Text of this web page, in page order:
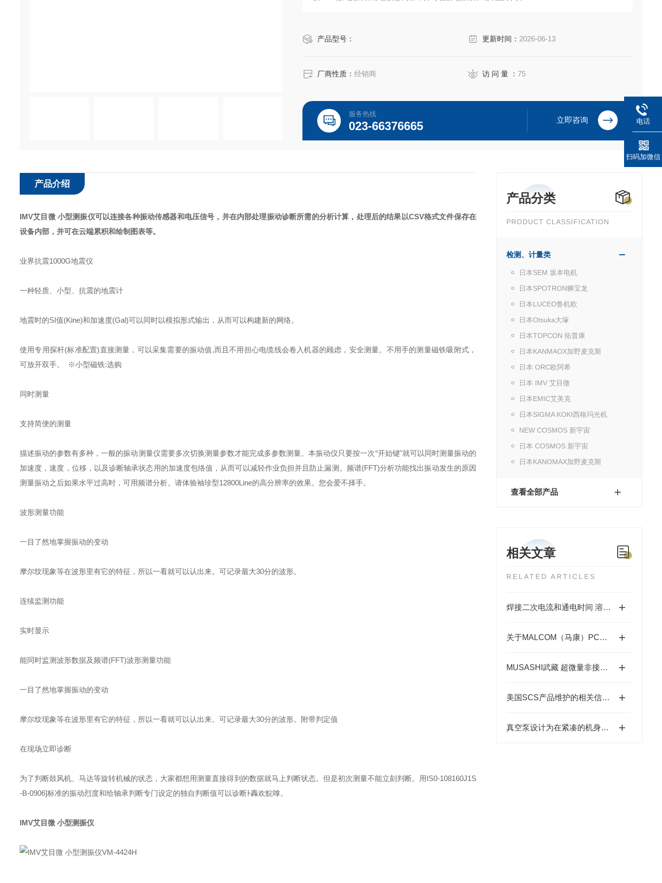
产品型号： 更新时间： 2026-06-13
厂商性质：经销商 访 问 量 ： 75
服务热线
023-66376665 立即咨询
产品分类
PRODUCT CLASSIFICATION
检测、计量类
日本SEM 坂本电机
日本SPOTRON狮宝龙
日本LUCEO鲁机欧
日本Otsuka大塚
日本TOPCON 拓普康
日本KANMAOX加野麦克斯
日本 ORC欧阿希
日本 IMV 艾目微
日本EMIC艾美克
日本SIGMA KOKI西格玛光机
NEW COSMOS 新宇宙
日本 COSMOS 新宇宙
日本KANOMAX加野麦克斯
查看全部产品
相关文章
RELATED ARTICLES
焊接二次电流和通电时间 溶接電流計SP-3288/SP-3290
关于MALCOM（马康）PCU-285 锡膏粘度计的详细介绍
MUSASHI武藏 超微量非接触式点胶机 HyperJet2
美国SCS产品维护的相关信息，涵盖常见产品类型、维护要点
真空泵设计为在紧凑的机身中提供高真空压力
产品介绍
IMV艾目微 小型测振仪可以连接各种振动传感器和电压信号，并在内部处理振动诊断所需的分析计算，处理后的结果以CSV格式文件保存在
设备内部，并可在云端累积和绘制图表等。
业界抗震1000G地震仪
一种轻质、小型、抗震的地震计
地震时的SI值(Kine)和加速度(Gal)可以同时以模拟形式输出，从而可以构建新的网络。
使用专用探杆(标准配置)直接测量，可以采集需要的振动值,而且不用担心电缆线会卷入机器的顾虑，安全测量。 不用手的测量磁铁吸附式，
可放开双手。 ※小型磁铁:选购
同时测量
支持简便的测量
描述振动的参数有多种，一般的振动测量仪需要多次切换测量参数才能完成多参数测量。本振动仪只要按一次“开始键"就可以同时测量振动的
加速度，速度，位移，以及诊断轴承状态用的加速度包络值，从而可以减轻作业负担并且防止漏测。 频谱(FFT)分析功能找出振动发生的原因
测量振动之后如果水平过高时，可用频谱分析。请体验袖珍型12800Line的高分辨率的效果。您会爱不择手。
波形测量功能
一目了然地掌握振动的变动
摩尔纹现象等在波形里有它的特征，所以一看就可以认出来。可记录最大30分的波形。
连续监测功能
实时显示
能同时监测波形数据及频谱(FFT)波形测量功能
一目了然地掌握振动的变动
摩尔纹现象等在波形里有它的特征，所以一看就可以认出来。可记录最大30分的波形。 附带判定值
在现场立即诊断
为了判断鼓风机、马达等旋转机械的状态，大家都想用测量直接得到的数据就马上判断状态。但是初次测量不能立刻判断。用IS0-108160J1S
-B-0906]标准的振动烈度和给轴承判断专门设定的独自判断值可以诊断ﾄ轟欢鯇嗱。
IMV艾目微 小型测振仪
电话
扫码加微信